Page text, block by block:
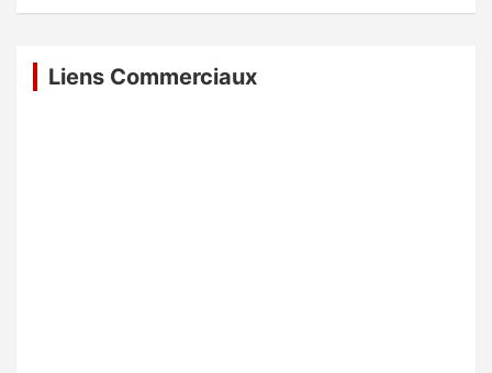
Liens Commerciaux